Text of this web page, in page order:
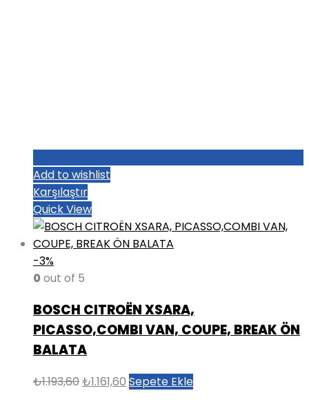
Add to wishlist
Karşılaştır
Quick View
-3%
0 out of 5
BOSCH CITROËN XSARA,
PICASSO,COMBI VAN, COUPE, BREAK ÖN
BALATA
₺1.193,60Orijinal
₺1.161,60 Şu
Sepete Ekle